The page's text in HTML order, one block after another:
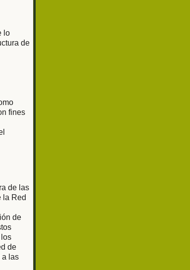
lo
de
fines
de las
la Red
de
de
a las